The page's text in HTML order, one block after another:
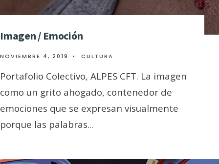
Imagen / Emoción
NOVIEMBRE 4, 2019 • CULTURA
Portafolio Colectivo, ALPES CFT. La imagen
como un grito ahogado, contenedor de
emociones que se expresan visualmente
porque las palabras...